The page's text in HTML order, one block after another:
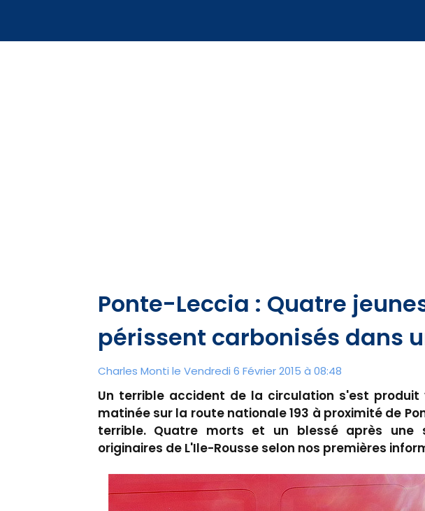
Ponte-Leccia : Quatre
périssent carbonisés dans
Charles Monti le Vendredi 6 Février 2015 à 08:48
Un terrible accident de la circulation s'est produit
matinée sur la route nationale 193 à proximité de
terrible. Quatre morts et un blessé après une
originaires de L'Ile-Rousse selon nos premières